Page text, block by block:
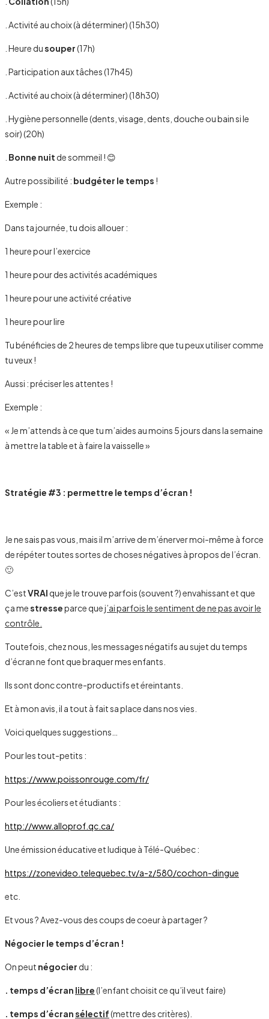
. Activité au choix (à déterminer) (15h30)
. Heure dusouper(17h)
. Participation aux tâches (17h45)
. Activité au choix (à déterminer) (18h30)
. Hygiène personnelle (dents, visage, dents, douche ou bain si le
soir) (20h)
Bonne nuit de sommeil ! 😊
Autre possibilité : budgéter le temps !
Exemple :
Dans ta journée, tu dois allouer :
1 heure pour l’exercice
1 heure pour des activités académiques
1 heure pour une activité créative
1 heure pour lire
Tu bénéficies de 2 heures de temps libre que tu peux utiliser comme
tu veux !
Aussi : préciser les attentes !
Exemple :
« Je m’attends à ce que tu m’aides au moins 5 jours dans la semaine
à mettre la table et à faire la vaisselle »
Stratégie #3 : permettre le temps d’écran !
Je ne sais pas vous, mais il m’arrive de m’énerver moi-même à force
de répéter toutes sortes de choses négatives à propos de l’écran.
🙂
C’estVRAI que je le trouve parfois (souvent ?) envahissant et que
ça mestresseparce quej’ai parfois le sentiment de ne pas avoir le
contrôle.
Toutefois, chez nous, les messages négatifs au sujet du temps
d’écran ne font que braquer mes enfants.
Ils sont donc contre-productifs et éreintants.
Et à mon avis, il a tout à fait sa place dans nos vies.
Voici quelques suggestions…
Pour les tout-petits :
https://www.poissonrouge.com/fr/
Pour les écoliers et étudiants :
http://www.alloprof.qc.ca/
Une émission éducative et ludique à Télé-Québec :
https://zonevideo.telequebec.tv/a-z/580/cochon-dingue
etc.
Et vous ? Avez-vous des coups de coeur à partager ?
Négocier le temps d’écran !
On peut négocier du :
. temps d’écran libre(l’enfant choisit ce qu’il veut faire)
. temps d’écransélectif(mettre des critères).